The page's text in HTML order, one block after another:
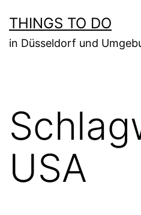
Inhalt
springen
THINGS TO DO
in Düsseldorf und
USA